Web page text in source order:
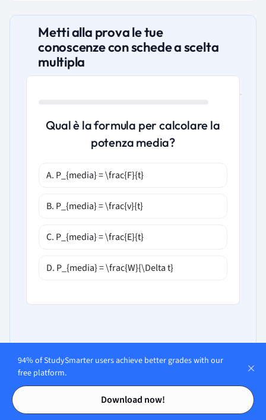
Contents
Contents
Metti alla prova le tue
conoscenze con schede a scelta
multipla
Qual è la formula per calcolare la
potenza media?
A. P_{media} = \frac{F}{t}
B. P_{media} = \frac{v}{t}
C. P_{media} = \frac{E}{t}
D. P_{media} = \frac{W}{\Delta t}
Open in our app
94% of StudySmarter users achieve better grades with our
free platform.
Download now!